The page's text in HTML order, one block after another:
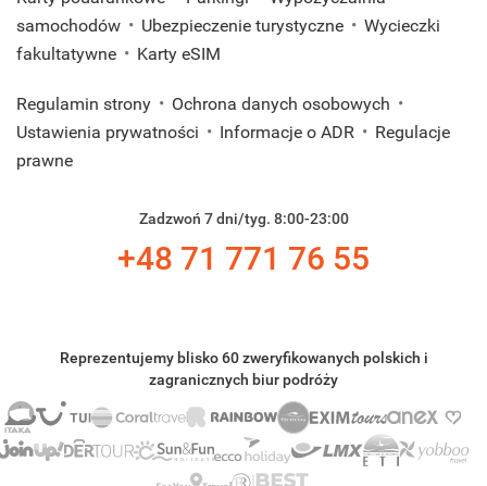
samochodów
Ubezpieczenie turystyczne
Wycieczki
fakultatywne
Karty eSIM
Regulamin strony
Ochrona danych osobowych
Ustawienia prywatności
Informacje o ADR
Regulacje
prawne
Zadzwoń 7 dni/tyg. 8:00-23:00
+48 71 771 76 55
Reprezentujemy blisko 60 zweryfikowanych polskich i
zagranicznych biur podróży